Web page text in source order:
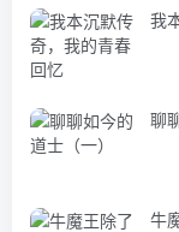
我
聊
牛